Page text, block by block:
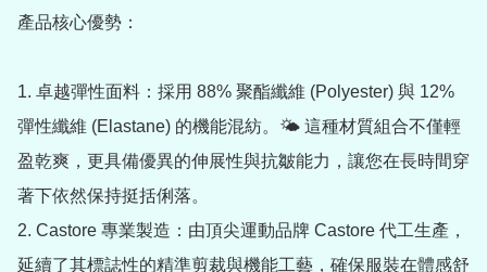
產品核心優勢：
1. 卓越彈性面料：採用 88% 聚酯纖維 (Polyester) 與 12%
彈性纖維 (Elastane) 的機能混紡。🌤️ 這種材質組合不僅輕
盈乾爽，更具備優異的伸展性與抗皺能力，讓您在長時間穿
著下依然保持挺括俐落。
2. Castore 專業製造：由頂尖運動品牌 Castore 代工生產，
延續了其標誌性的精準剪裁與機能工藝，確保服裝在體感舒